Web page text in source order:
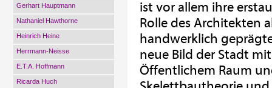
Gerhart Hauptmann
Nathaniel Hawthorne
Heinrich Heine
Herrmann-Neisse
E.T.A. Hoffmann
Ricarda Huch
ist vor allem ihre
Rolle des Architekten
handwerklich
neue Bild der Stadt
Öffentlichem Raum